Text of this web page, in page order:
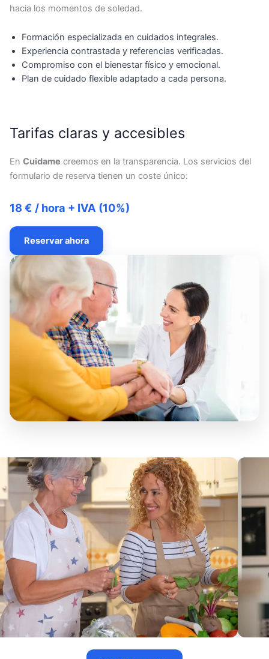
hacia los momentos de soledad.
Formación especializada en cuidados integrales.
Experiencia contrastada y referencias verificadas.
Compromiso con el bienestar físico y emocional.
Plan de cuidado flexible adaptado a cada persona.
Tarifas claras y accesibles
En Cuidame creemos en la transparencia. Los servicios del
formulario de reserva tienen un coste único:
18 € / hora + IVA (10%)
Reservar ahora